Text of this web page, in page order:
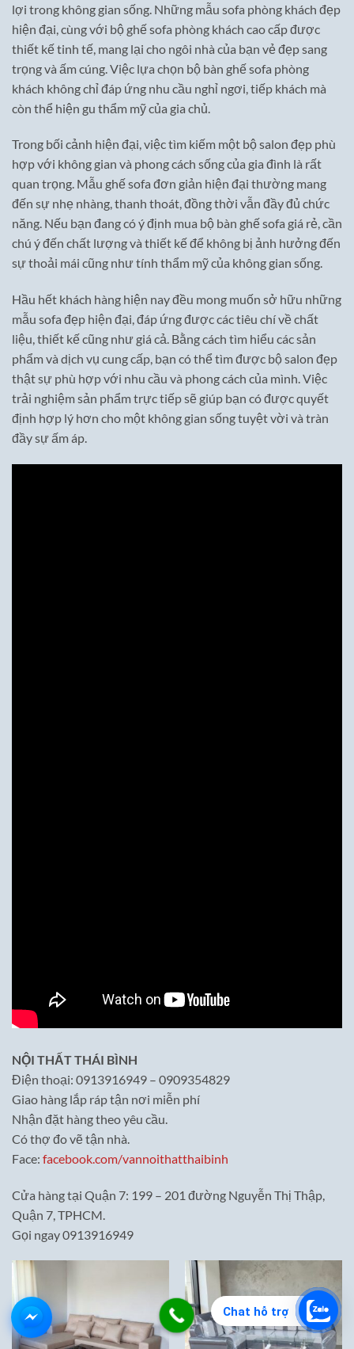
Chat hỗ trợ
lợi trong không gian sống. Những mẫu sofa phòng khách đẹp
hiện đại, cùng với bộ ghế sofa phòng khách cao cấp được
thiết kế tinh tế, mang lại cho ngôi nhà của bạn vẻ đẹp sang
trọng và ấm cúng. Việc lựa chọn bộ bàn ghế sofa phòng
khách không chỉ đáp ứng nhu cầu nghỉ ngơi, tiếp khách mà
còn thể hiện gu thẩm mỹ của gia chủ.
Trong bối cảnh hiện đại, việc tìm kiếm một bộ salon đẹp phù
hợp với không gian và phong cách sống của gia đình là rất
quan trọng. Mẫu ghế sofa đơn giản hiện đại thường mang
đến sự nhẹ nhàng, thanh thoát, đồng thời vẫn đầy đủ chức
năng. Nếu bạn đang có ý định mua bộ bàn ghế sofa giá rẻ, cần
chú ý đến chất lượng và thiết kế để không bị ảnh hưởng đến
sự thoải mái cũng như tính thẩm mỹ của không gian sống.
Hầu hết khách hàng hiện nay đều mong muốn sở hữu những
mẫu sofa đẹp hiện đại, đáp ứng được các tiêu chí về chất
liệu, thiết kế cũng như giá cả. Bằng cách tìm hiểu các sản
phẩm và dịch vụ cung cấp, bạn có thể tìm được bộ salon đẹp
thật sự phù hợp với nhu cầu và phong cách của mình. Việc
trải nghiệm sản phẩm trực tiếp sẽ giúp bạn có được quyết
định hợp lý hơn cho một không gian sống tuyệt vời và tràn
đầy sự ấm áp.
NỘI THẤT THÁI BÌNH
Điện thoại: 0913916949 – 0909354829
Giao hàng lắp ráp tận nơi miễn phí
Nhận đặt hàng theo yêu cầu.
Có thợ đo vẽ tận nhà.
Face: facebook.com/vannoithatthaibinh
Cửa hàng tại Quận 7: 199 – 201 đường Nguyễn Thị Thập,
Quận 7, TPHCM.
Gọi ngay 0913916949